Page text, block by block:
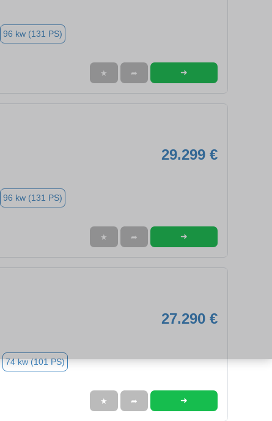
96 kw (131 PS)
★ ➦ ➜
29.299 €
96 kw (131 PS)
★ ➦ ➜
27.290 €
74 kw (101 PS)
★ ➦ ➜